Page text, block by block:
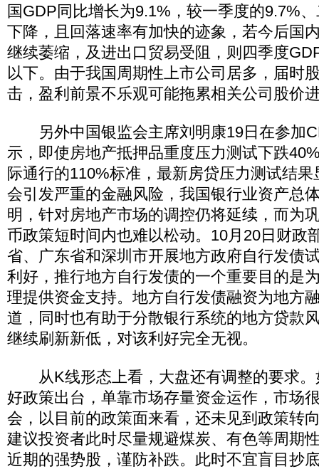
国GDP同比增长为9.1%，较一季度的9.7%
下降，且回落速率有加快的迹象，若今后国
继续萎缩，及进出口贸易受阻，则四季度
以下。由于我国周期性上市公司居多，届时
击，盈利前景不乐观可能拖累相关公司股价
另外中国银监会主席刘明康19日在参加
示，即使房地产抵押品重度压力测试下跌
际通行的110%标准，最新房贷压力测试结
会引发严重的金融风险，我国银行业资产总
明，针对房地产市场的调控仍将延续，而为
币政策短时间内也难以松动。10月20日财政
省、广东省和深圳市开展地方政府自行发债
利好，推行地方自行发债的一个重要目的是
理提供资金支持。地方自行发债融资为地方
道，同时也有助于分散银行系统的地方贷款
继续刷新新低，对该利好完全无视。
从K线形态上看，大盘还有调整的要求。
好政策出台，单靠市场存量资金运作，市场
会，以目前的政策面来看，还未见到政策转
建议投资者此时尽量规避煤炭、有色等周期
近期的强势股，谨防补跌。此时不宜盲目抄